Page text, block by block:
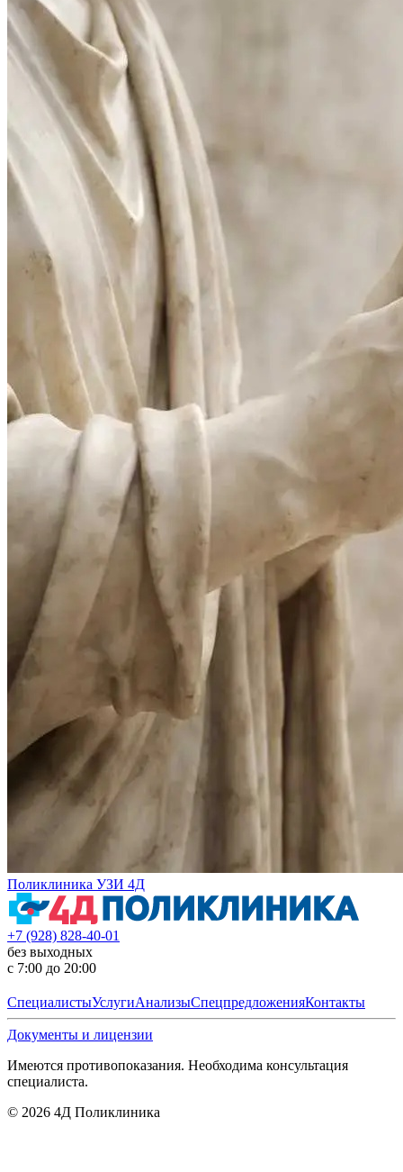
Поликлиника УЗИ 4Д
+7 (928) 828-40-01
без выходных
с 7:00 до 20:00
СпециалистыУслугиАнализыСпецпредложенияКонтакты
Документы и лицензии
Имеются противопоказания. Необходима консультация
специалиста.
© 2026 4Д Поликлиника